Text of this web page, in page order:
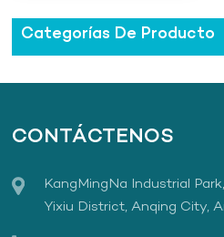
Categorías De Producto
CONTÁCTENOS
KangMingNa Industrial
Yixiu District, Anqing City,